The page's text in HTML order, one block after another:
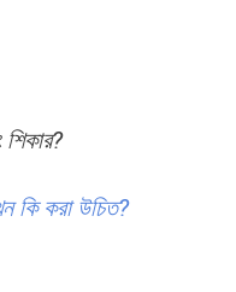
কি করা উচিত?